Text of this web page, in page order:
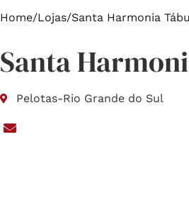
Home/Lojas/Santa Harmonia
Santa
Pelotas-Rio Grande do Sul